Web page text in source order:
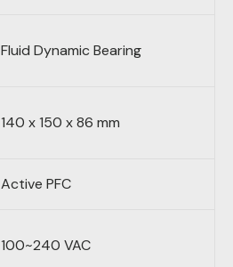
Fluid Dynamic Bearing
140 x 150 x 86 mm
Active PFC
100~240 VAC